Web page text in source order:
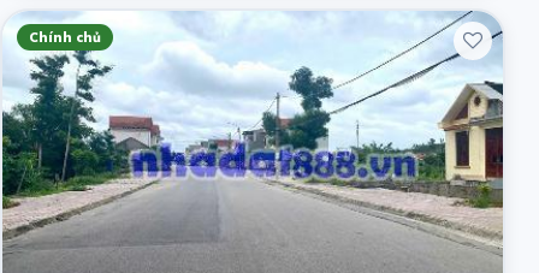
Chính chủ